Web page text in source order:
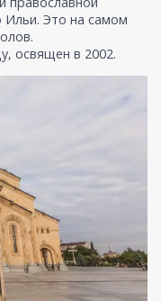
Ильи. Это на самом
освящен в 2002.